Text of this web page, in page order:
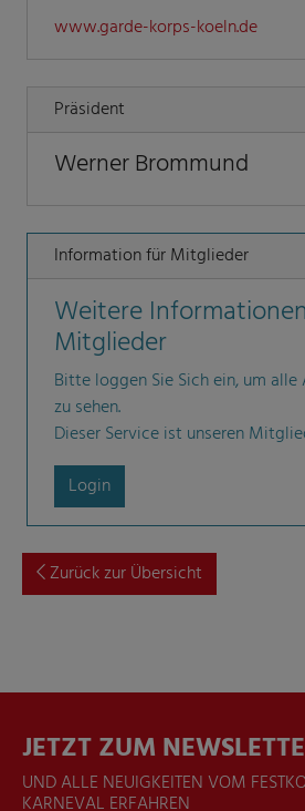
www.garde-korps-koeln.de
Präsident
Werner Brommund
Information für Mitglieder
Weitere
Mitglieder
Bitte loggen Sie Sich ein, um
zu sehen.
Dieser Service ist unseren
Login
Zurück zur Übersicht
JETZT ZUM
UND ALLE NEUIGKEITEN VOM
KARNEVAL ERFAHREN